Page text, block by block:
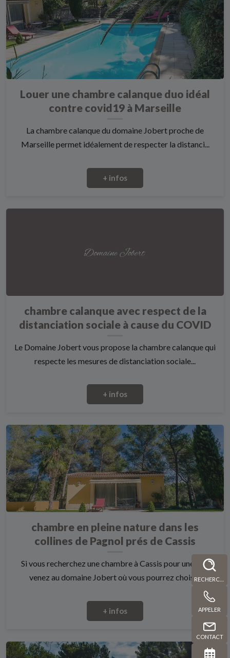
APPELER
CONTACT
Louer une chambre calanque duo idéal
contre covid19 à Marseille
La chambre calanque du domaine Jobert proche de
Marseille permet idéalement de respecter la distanci...
+ infos
chambre calanque avec respect de la
distanciation sociale à cause du COVID
Le Domaine Jobert vous propose la chambre calanque qui
respecte les mesures de distanciation sociale...
+ infos
chambre en pleine nature dans les
collines de Pagnol prés de Cassis
Si vous recherchez une chambre à Cassis pour une nuit
venez au domaine Jobert où vous pourrez choisi...
+ infos